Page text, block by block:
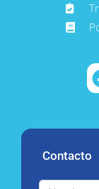
Contacto